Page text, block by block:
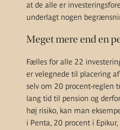
at de alle er
underlagt nogen
Meget mere end en
Fælles for alle 22
er velegnede til placering
selv om 20 procent-reglen
lang tid til pension og
høj risiko, kan man
i Penta, 20 procent i